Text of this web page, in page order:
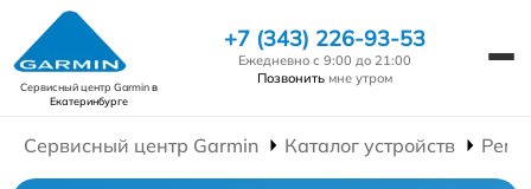
Сервисный центр Garminв
Екатеринбурге
+7 (343) 226-93-53
Ежедневно с 9:00 до 21:00
Позвонить мне утром
Сервисный центр Garmin Каталог устройств